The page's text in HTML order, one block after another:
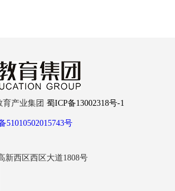
产业集团 蜀ICP备13002318号-1
51010502015743号
新西区西区大道1808号